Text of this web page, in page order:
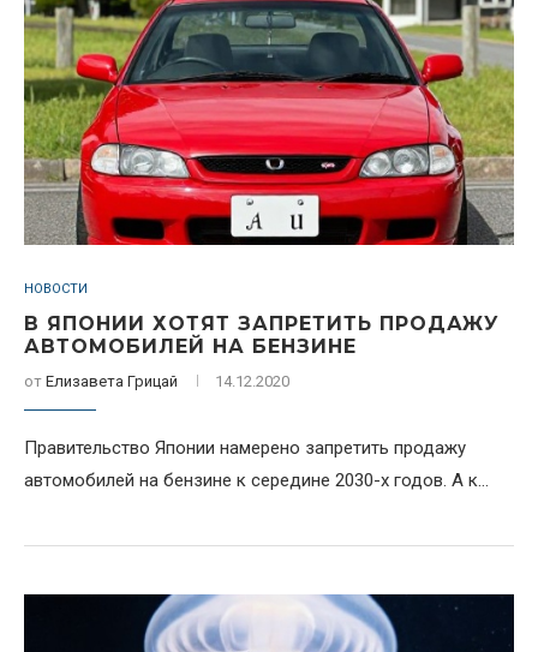
НОВОСТИ
В ЯПОНИИ ХОТЯТ ЗАПРЕТИТЬ ПРОДАЖУ
АВТОМОБИЛЕЙ НА БЕНЗИНЕ
от Елизавета Грицай 14.12.2020
Правительство Японии намерено запретить продажу
автомобилей на бензине к середине 2030-х годов. А к...